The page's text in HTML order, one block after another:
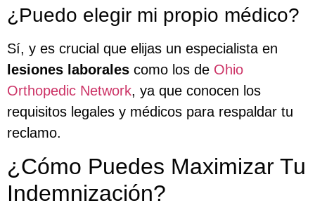
¿Puedo elegir mi propio médico?
Sí, y es crucial que elijas un especialista en
lesiones laborales como los de Ohio
Orthopedic Network, ya que conocen los
requisitos legales y médicos para respaldar tu
reclamo.
¿Cómo Puedes Maximizar Tu
Indemnización?